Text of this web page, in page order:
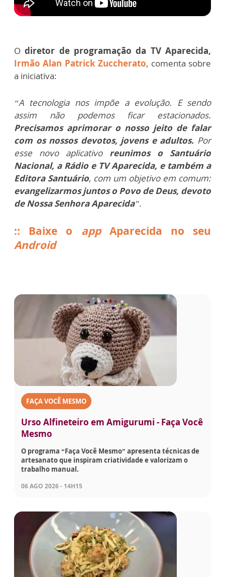
Odiretor de programação da TV Aparecida,
Irmão Alan Patrick Zuccherato, comenta sobre
a iniciativa:
“A tecnologia nos impõe a evolução. E sendo
assim não podemos ficar estacionados.
Precisamos aprimorar o nosso jeito de falar
com os nossos devotos, jovens e adultos. Por
esse novo aplicativo reunimos o Santuário
Nacional, a Rádio e TV Aparecida, e também a
Editora Santuário, com um objetivo em comum:
evangelizarmos juntos o Povo de Deus, devoto
de Nossa Senhora Aparecida”.
:: Baixe o app Aparecida no seu
Android
FAÇA VOCÊ MESMO
Urso Alfineteiro em Amigurumi - Faça Você
Mesmo
O programa “Faça Você Mesmo” apresenta técnicas de
artesanato que inspiram criatividade e valorizam o
trabalho manual.
06 AGO 2026 - 14H15